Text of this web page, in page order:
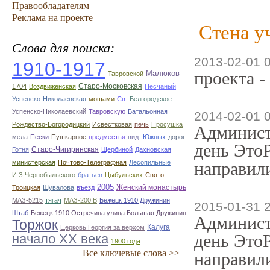
Правообладателям
Реклама на проекте
Слова для поиска:
1910-1917 Тавровской Малюков
1704 Воздвиженская Старо-Московская Песчаный
Успенско-Николаевская мощами Св.
Белгородское
Успенско-Николаевский Тавровскую Батальонная
Рождество-Богородицкий Исвестковая печь Просушка
мела Пески Пушкарное предместья вид. Южных дорог
Готня Старо-Чигиринская Щербиной Дахновская
министерская Почтово-Телеграфная Лесопильные
И.З.Чернобыльского братьев Цыбульских Свято-
Троицкая Шувалова въезд 2005 Женский монастырь
МАЗ-5215 тягач МАЗ-200 В Бежецк 1910 Дружинин
Штаб Бежецк 1910 Остречина улица Большая Дружинин
Торжок Церковь Георгия за верхом Калуга
начало ХХ века 1900 года
Все ключевые слова >>
Стена
2013-02-01
проекта
2014-02-01
день
2015-01-31
день